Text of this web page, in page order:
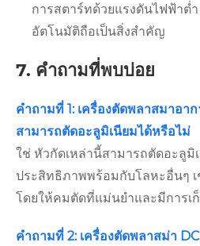
การสตาร์ทด้วยแรงดันไฟฟ้าต่
อัตโนมัติถือเป็นสิ่งสำคัญ
7. คำถามที่พบบ่อย
คำถามที่ 1: เครื่องตัดพลาสมาอา
สามารถตัดอะลูมิเนียมได้หรือไม่
ใช่ หัวกัดเหล่านี้สามารถตัดอะลูมิ
ประสิทธิภาพพร้อมกับโลหะอื่นๆ
โดยให้คมตัดที่แม่นยำและมีการเ
คำถามที่ 2: เครื่องตัดพลาสม่า